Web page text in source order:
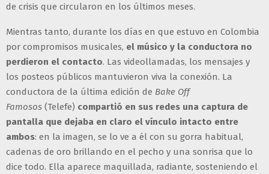
de crisis que circularon en los últimos meses.
Mientras tanto, durante los días en que estuvo en Colombia
por compromisos musicales, el músico y la conductora no
perdieron el contacto. Las videollamadas, los mensajes y
los posteos públicos mantuvieron viva la conexión. La
conductora de la última edición de Bake Off
Famosos (Telefe) compartió en sus redes una captura de
pantalla que dejaba en claro el vínculo intacto entre
ambos: en la imagen, se lo ve a él con su gorra habitual,
cadenas de oro brillando en el pecho y una sonrisa que lo
dice todo. Ella aparece maquillada, radiante, sosteniendo el